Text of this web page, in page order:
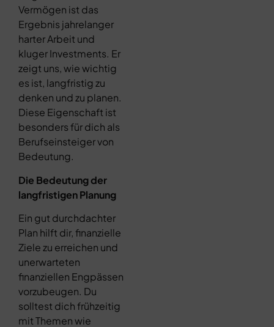
Vermögen ist das
Ergebnis jahrelanger
harter Arbeit und
kluger Investments. Er
zeigt uns, wie wichtig
es ist, langfristig zu
denken und zu planen.
Diese Eigenschaft ist
besonders für dich als
Berufseinsteiger von
Bedeutung.
Die Bedeutung der
langfristigen Planung
Ein gut durchdachter
Plan hilft dir, finanzielle
Ziele zu erreichen und
unerwarteten
finanziellen Engpässen
vorzubeugen. Du
solltest dich frühzeitig
mit Themen wie